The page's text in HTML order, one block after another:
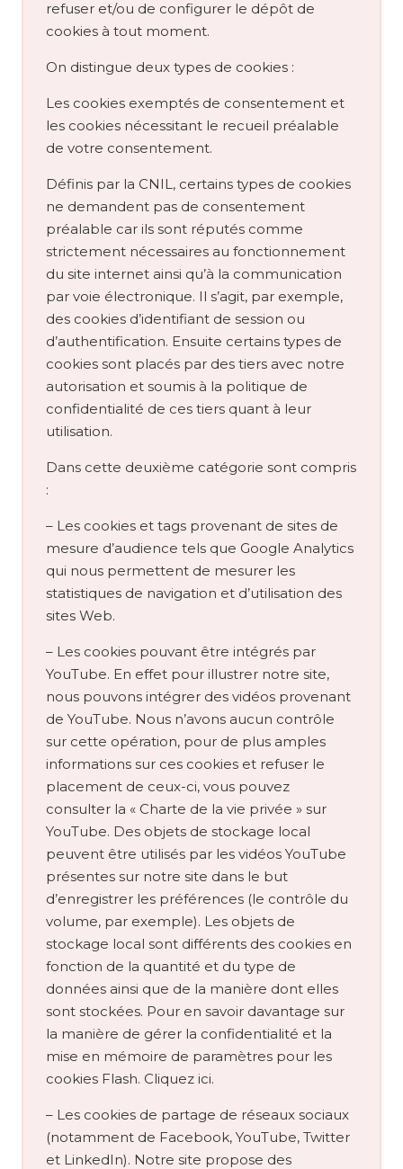
refuser et/ou de configurer le dépôt de
cookies à tout moment.
On distingue deux types de cookies :
Les cookies exemptés de consentement et
les cookies nécessitant le recueil préalable
de votre consentement.
Définis par la CNIL, certains types de cookies
ne demandent pas de consentement
préalable car ils sont réputés comme
strictement nécessaires au fonctionnement
du site internet ainsi qu’à la communication
par voie électronique. Il s’agit, par exemple,
des cookies d’identifiant de session ou
d’authentification. Ensuite certains types de
cookies sont placés par des tiers avec notre
autorisation et soumis à la politique de
confidentialité de ces tiers quant à leur
utilisation.
Dans cette deuxième catégorie sont compris
:
– Les cookies et tags provenant de sites de
mesure d’audience tels que Google Analytics
qui nous permettent de mesurer les
statistiques de navigation et d’utilisation des
sites Web.
– Les cookies pouvant être intégrés par
YouTube. En effet pour illustrer notre site,
nous pouvons intégrer des vidéos provenant
de YouTube. Nous n’avons aucun contrôle
sur cette opération, pour de plus amples
informations sur ces cookies et refuser le
placement de ceux-ci, vous pouvez
consulter la « Charte de la vie privée » sur
YouTube. Des objets de stockage local
peuvent être utilisés par les vidéos YouTube
présentes sur notre site dans le but
d’enregistrer les préférences (le contrôle du
volume, par exemple). Les objets de
stockage local sont différents des cookies en
fonction de la quantité et du type de
données ainsi que de la manière dont elles
sont stockées. Pour en savoir davantage sur
la manière de gérer la confidentialité et la
mise en mémoire de paramètres pour les
cookies Flash. Cliquez ici.
– Les cookies de partage de réseaux sociaux
(notamment de Facebook, YouTube, Twitter
et LinkedIn). Notre site propose des